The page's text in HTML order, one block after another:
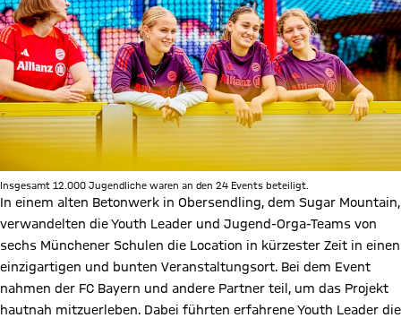
Insgesamt 12.000 Jugendliche waren an den 24 Events beteiligt.
In einem alten Betonwerk in Obersendling, dem Sugar Mountain,
verwandelten die Youth Leader und Jugend-Orga-Teams von
sechs Münchener Schulen die Location in kürzester Zeit in einen
einzigartigen und bunten Veranstaltungsort. Bei dem Event
nahmen der FC Bayern und andere Partner teil, um das Projekt
hautnah mitzuerleben. Dabei führten erfahrene Youth Leader die